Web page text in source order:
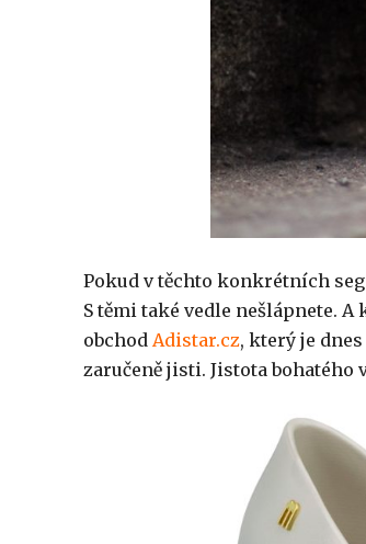
Pokud v těchto konkrétních
S těmi také vedle nešlápnete.
obchod Adistar.cz, který je
zaručeně jisti. Jistota bohatého